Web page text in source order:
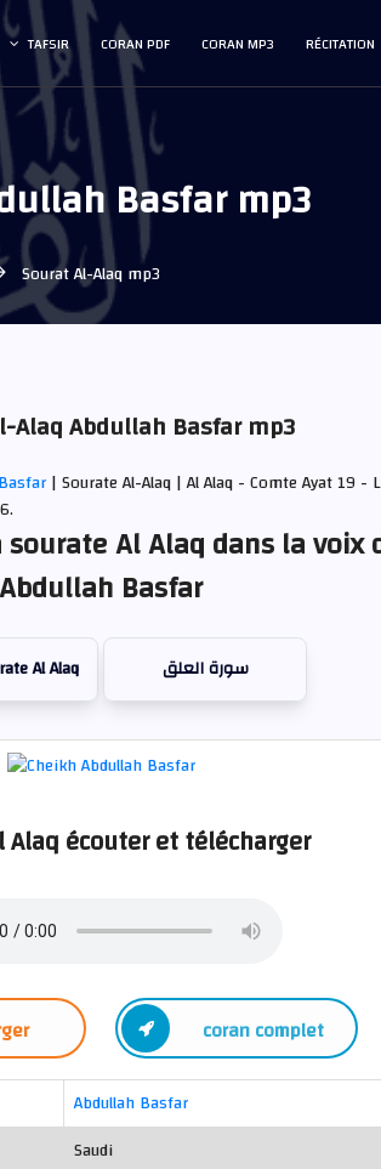
RÉCITATION
CORAN MP3
CORAN PDF
TAFSIR
Basfar mp3
Sourat Al-Alaq mp3
Alaq Abdullah Basfar mp3
| Sourate Al-Alaq | Al Alaq - Comte Ayat 19 -
sourate Al Alaq dans la voix
Abdullah Basfar
Al Alaq سورة العلق
Alaq écouter et télécharger
coran complet
Abdullah Basfar
Saudi